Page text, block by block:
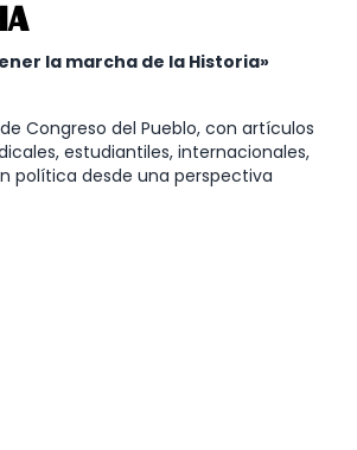
la marcha de la Historia»
Congreso del Pueblo, con artículos
estudiantiles, internacionales,
política desde una perspectiva